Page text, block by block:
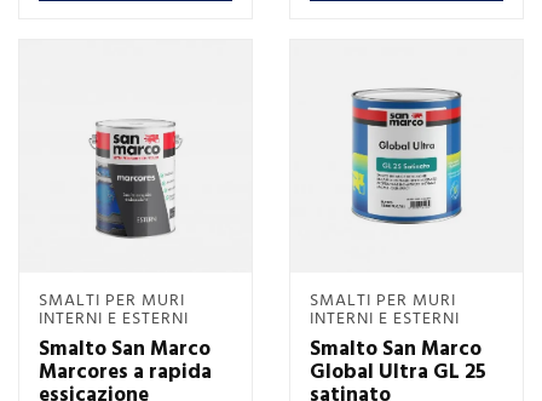
SMALTI PER MURI
INTERNI E ESTERNI
Smalto San Marco
Marcores a rapida
SMALTI PER MURI
INTERNI E ESTERNI
Smalto San Marco
Global Ultra GL 25